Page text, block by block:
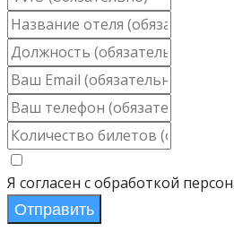
Я согласен с обработкой
Отправить